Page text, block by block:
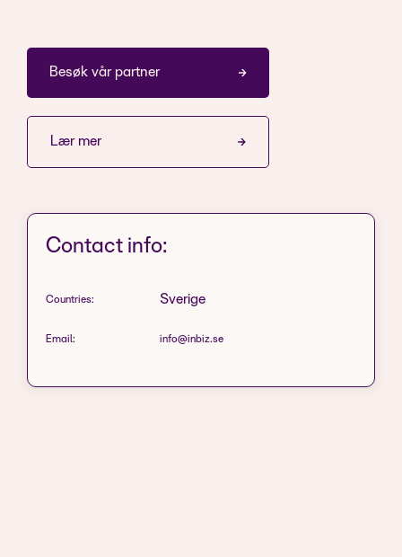
Besøk vår partner
Lær mer
Contact info:
Countries: Sverige
Email: info@inbiz.se